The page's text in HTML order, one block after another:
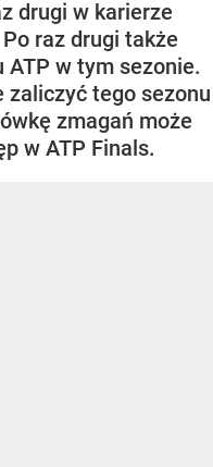
drugi w karierze
raz drugi także
w tym sezonie.
zaliczyć tego sezonu
zmagań może
w ATP Finals.